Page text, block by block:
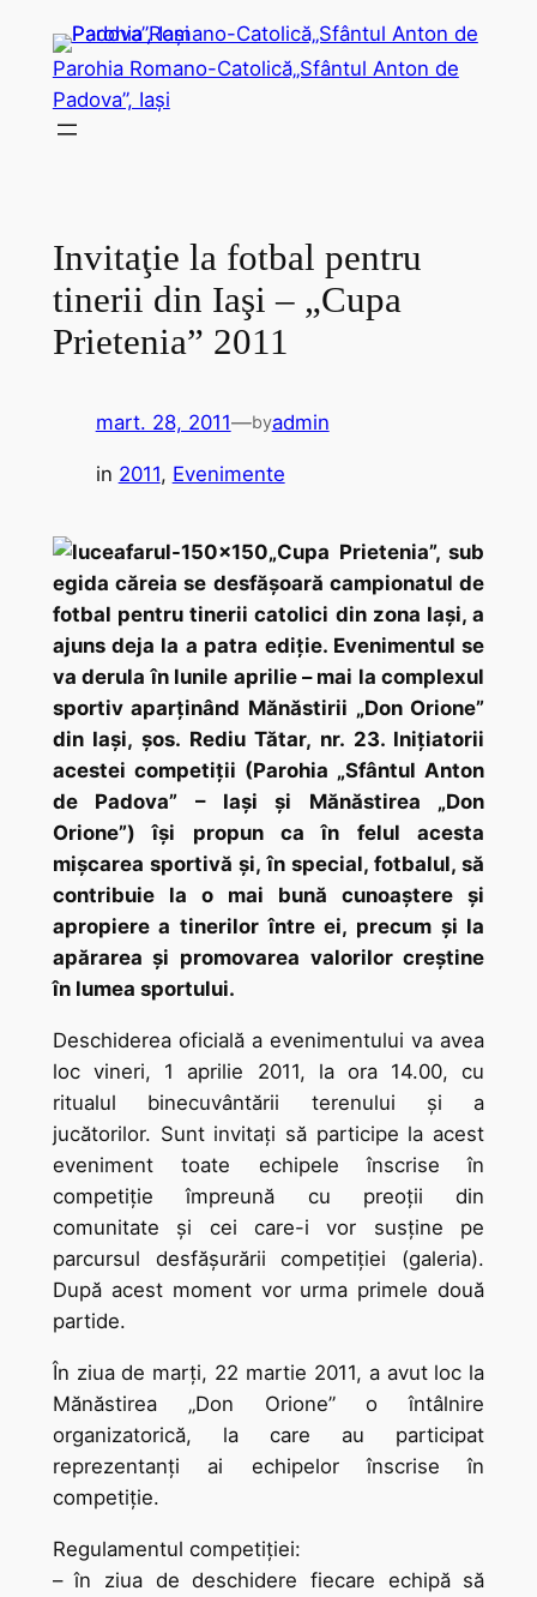
conținut
Parohia Romano-Catolică„Sfântul Anton de
Padova”, Iași
Invitaţie la fotbal pentru
tinerii din Iaşi – „Cupa
Prietenia” 2011
mart. 28, 2011—byadmin
in 2011, Evenimente
„Cupa Prietenia”, sub
egida căreia se desfăşoară campionatul de
fotbal pentru tinerii catolici din zona Iaşi, a
ajuns deja la a patra ediţie. Evenimentul se
va derula în lunile aprilie – mai la complexul
sportiv aparţinând Mănăstirii „Don Orione”
din Iaşi, şos. Rediu Tătar, nr. 23. Iniţiatorii
acestei competiţii (Parohia „Sfântul Anton
de Padova” – Iaşi şi Mănăstirea „Don
Orione”) îşi propun ca în felul acesta
mişcarea sportivă şi, în special, fotbalul, să
contribuie la o mai bună cunoaştere şi
apropiere a tinerilor între ei, precum şi la
apărarea şi promovarea valorilor creştine
în lumea sportului.
Deschiderea oficială a evenimentului va avea
loc vineri, 1 aprilie 2011, la ora 14.00, cu
ritualul binecuvântării terenului şi a
jucătorilor. Sunt invitaţi să participe la acest
eveniment toate echipele înscrise în
competiţie împreună cu preoţii din
comunitate şi cei care-i vor susţine pe
parcursul desfăşurării competiţiei (galeria).
După acest moment vor urma primele două
partide.
În ziua de marţi, 22 martie 2011, a avut loc la
Mănăstirea „Don Orione” o întâlnire
organizatorică, la care au participat
reprezentanţi ai echipelor înscrise în
competiţie.
Regulamentul competiţiei:
– în ziua de deschidere fiecare echipă să